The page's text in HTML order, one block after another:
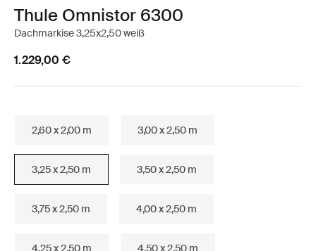
Thule Omnistor 6300
Dachmarkise 3,25x2,50 weiß
1.229,00 €
2,60 x 2,00 m 3,00 x 2,50 m
3,25 x 2,50 m 3,50 x 2,50 m
3,75 x 2,50 m 4,00 x 2,50 m
4,25 x 2,50 m 4,50 x 2,50 m